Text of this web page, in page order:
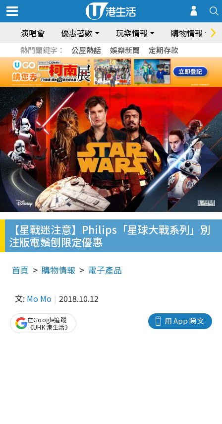
演唱會 優惠著數 玩樂情報 購物情報
熱門關鍵字： 公屋熱話 娛樂新聞 定期存款
【星戰迷注意】Philips「星球大戰系列」別
注版電鬚刨限定優惠
首頁 購物情報 電子產品
文: Mo Mo 2018.10.12
用 App 睇文
在Google追蹤
《UHK 港生活》